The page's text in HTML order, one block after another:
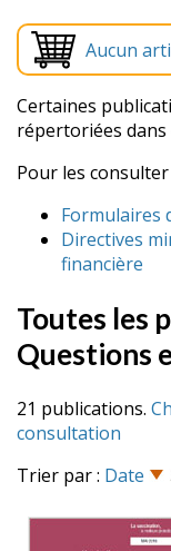
Aucun
Certaines
répertoriées
Pour les consulter
Formulaires
Directives
financière
Toutes les
Questions
21 publications.
consultation
Trier par : Date